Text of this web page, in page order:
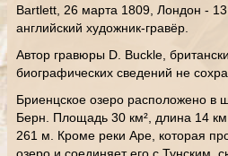
Bartlett, 26 марта 1809, Лондон -
английский художник-гравёр.
Автор гравюры D. Buckle,
биографических сведений не
Бриенцское озеро расположено в
Берн. Площадь 30 км², длина 14
261 м. Кроме реки Аре, которая